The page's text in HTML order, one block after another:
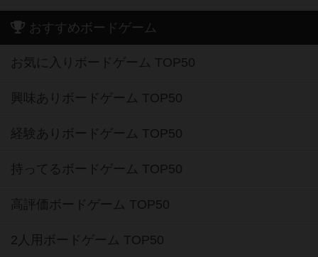
おすすめボードゲーム
お気に入りボードゲーム TOP50
興味ありボードゲーム TOP50
経験ありボードゲーム TOP50
持ってるボードゲーム TOP50
高評価ボードゲーム TOP50
2人用ボードゲーム TOP50